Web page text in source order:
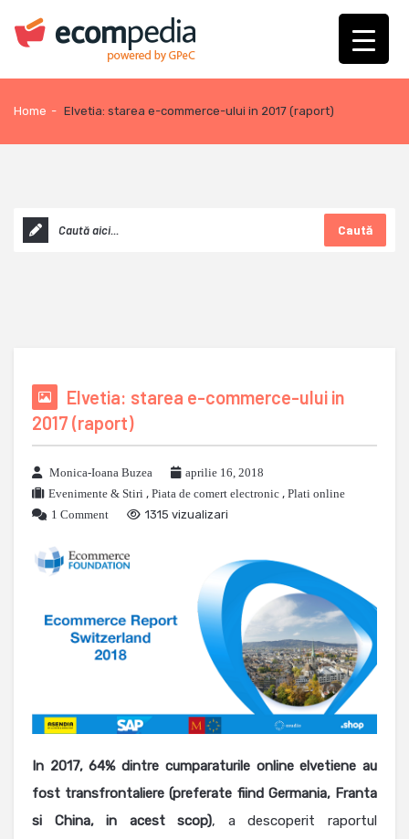
Home - Elvetia: starea e-commerce-ului in 2017 (raport)
Caută
Elvetia: starea e-commerce-ului in
2017 (raport)
Monica-Ioana Buzea
aprilie 16, 2018
Evenimente & Stiri , Piata de comert electronic , Plati online
1 Comment
1315 vizualizari
In 2017, 64% dintre cumparaturile online elvetiene au
fost transfrontaliere (preferate fiind Germania, Franta
si China, in acest scop), a descoperit raportul